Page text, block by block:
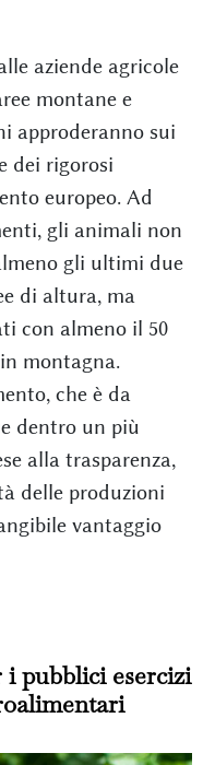
aziende agricole
montane e
approderanno sui
dei rigorosi
europeo. Ad
gli animali non
gli ultimi due
di altura, ma
con almeno il 50
montagna.
che è da
dentro un più
alla trasparenza,
delle produzioni
vantaggio
pubblici esercizi